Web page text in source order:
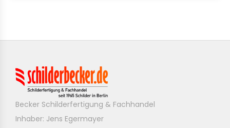
Becker Schilderfertigung & Fachhandel
Inhaber: Jens Egermayer